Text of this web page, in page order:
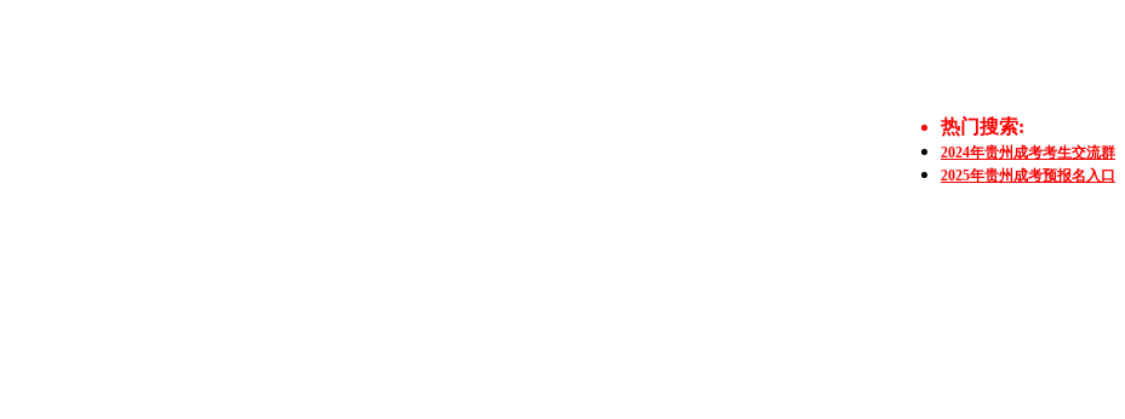
热门搜索:
2024年贵州成考考生交流群
2025年贵州成考预报名入口